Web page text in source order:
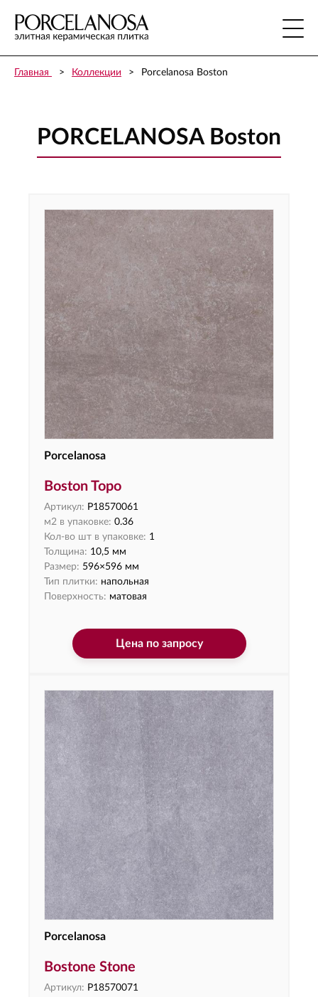
Главная Коллекции Porcelanosa Boston
PORCELANOSA Boston
Porcelanosa
Boston Topo
Артикул: P18570061
м2 в упаковке: 0.36
Кол-во шт в упаковке: 1
Толщина: 10,5 мм
Размер: 596×596 мм
Тип плитки: напольная
Поверхность: матовая
Цена по запросу
Porcelanosa
Bostone Stone
Артикул: P18570071